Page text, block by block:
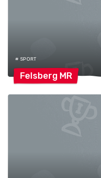
# SPORT
Felsberg MR